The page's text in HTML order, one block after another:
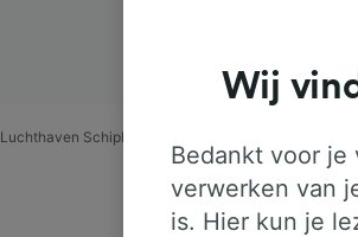
Luchthaven Schiphol naar Boxmeer
Wij
Bedankt voor
verwerken van
is. Hier kun je